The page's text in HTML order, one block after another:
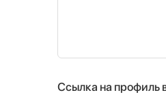
Ссылка на профиль